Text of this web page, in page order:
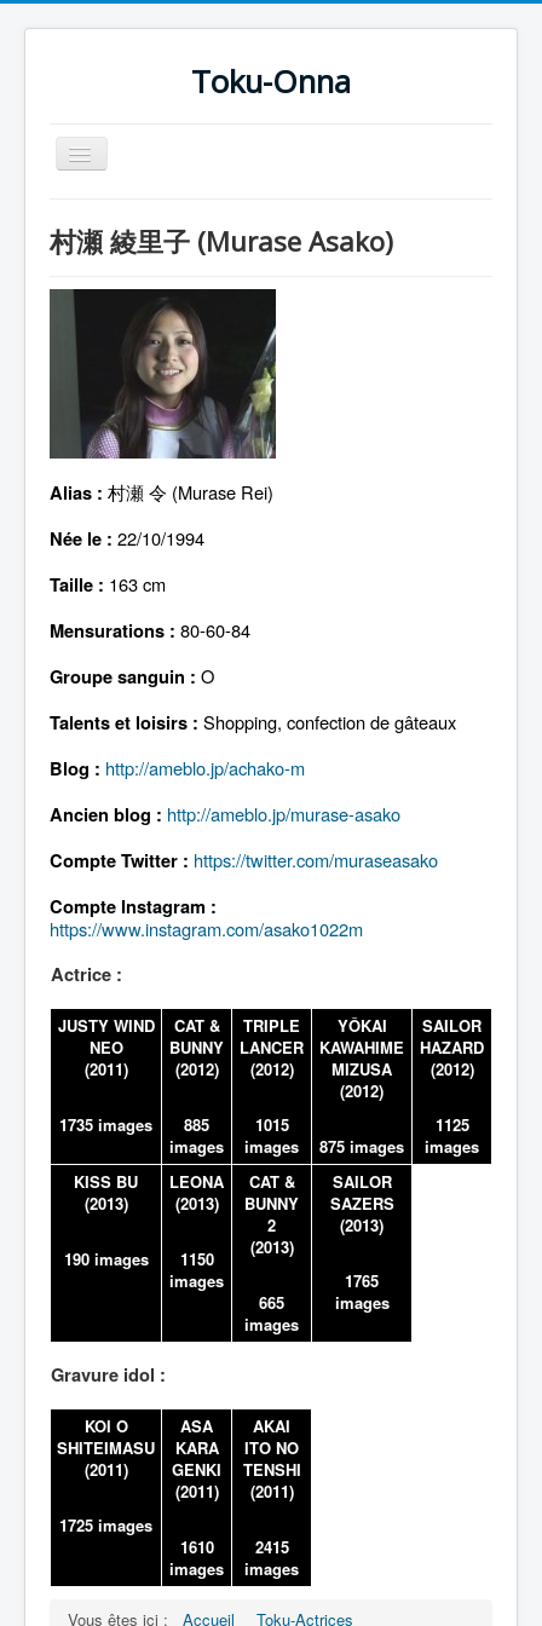
Toku-Onna
Basculer
la
Toku-Actrices
Toku-Critiques
COSAA
Dessins
Artiste Asperger
Lexique
村瀬 綾里子 (Murase Asako)
Alias : 村瀬 令 (Murase Rei)
Née le : 22/10/1994
Taille : 163 cm
Mensurations : 80-60-84
Groupe sanguin : O
Talents et loisirs : Shopping, confection de gâteaux
Blog : http://ameblo.jp/achako-m
Ancien blog : http://ameblo.jp/murase-asako
Compte Twitter : https://twitter.com/muraseasako
Compte Instagram :
https://www.instagram.com/asako1022m
Actrice :
JUSTY WIND
NEO
(2011)
1735 images
CAT &
BUNNY
(2012)
885
images
TRIPLE
LANCER
(2012)
1015
images
YÔKAI
KAWAHIME
MIZUSA
(2012)
875 images
SAILOR
HAZARD
(2012)
1125
images
KISS BU
(2013)
190 images
LEONA
(2013)
1150
images
CAT &
BUNNY
2
(2013)
665
images
SAILOR
SAZERS
(2013)
1765
images
Gravure idol :
KOI O
SHITEIMASU
(2011)
1725 images
ASA
KARA
GENKI
(2011)
1610
images
AKAI
ITO NO
TENSHI
(2011)
2415
images
Vous êtes ici : Accueil Toku-Actrices